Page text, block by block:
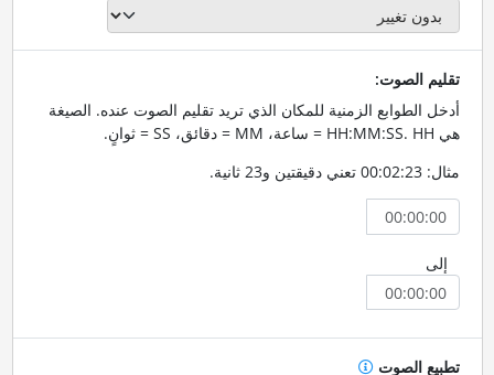
تقليم الصوت:
أدخل الطوابع الزمنية للمكان الذي تريد تقليم الصوت عنده. الصيغة
هي HH:MM:SS. HH = ساعة، MM = دقائق، SS = ثوانٍ.
مثال: 00:02:23 تعني دقيقتين و23 ثانية.
إلى
تطبيع الصوت